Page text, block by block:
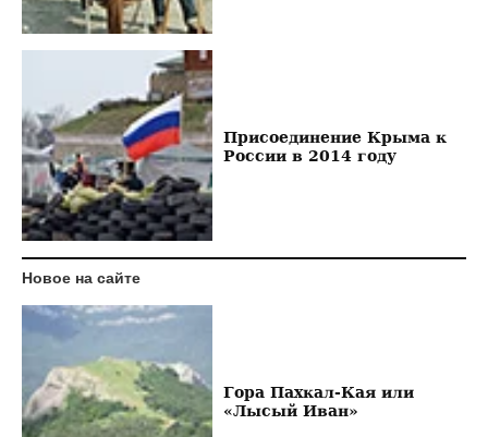
Присоединение Крыма к
России в 2014 году
Новое на сайте
Гора Пахкал-Кая или
«Лысый Иван»